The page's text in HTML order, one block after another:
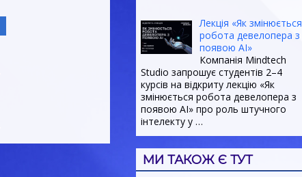
Лекція «Як змінюється
робота девелопера з
появою AI»
Компанія Mindtech
Studio запрошує студентів 2–4
курсів на відкриту лекцію «Як
змінюється робота девелопера з
появою AI» про роль штучного
інтелекту у …
МИ ТАКОЖ Є ТУТ